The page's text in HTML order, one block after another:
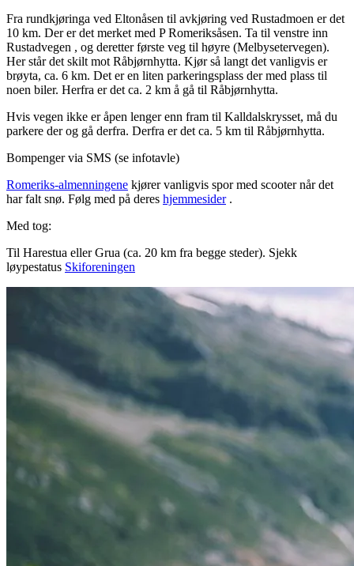
Fra rundkjøringa ved Eltonåsen til avkjøring ved Rustadmoen er det
10 km. Der er det merket med P Romeriksåsen. Ta til venstre inn
Rustadvegen , og deretter første veg til høyre (Melbysetervegen).
Her står det skilt mot Råbjørnhytta. Kjør så langt det vanligvis er
brøyta, ca. 6 km. Det er en liten parkeringsplass der med plass til
noen biler. Herfra er det ca. 2 km å gå til Råbjørnhytta.
Hvis vegen ikke er åpen lenger enn fram til Kalldalskrysset, må du
parkere der og gå derfra. Derfra er det ca. 5 km til Råbjørnhytta.
Bompenger via SMS (se infotavle)
Romeriks-almenningene kjører vanligvis spor med scooter når det
har falt snø. Følg med på deres hjemmesider.
Med tog:
Til Harestua eller Grua (ca. 20 km fra begge steder). Sjekk
løypestatus Skiforeningen